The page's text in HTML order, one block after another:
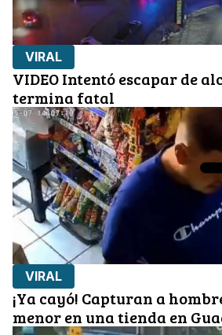
VIRAL
VIDEO Intentó escapar de
termina fatal
VIRAL
¡Ya cayó! Capturan a
menor en una tienda en